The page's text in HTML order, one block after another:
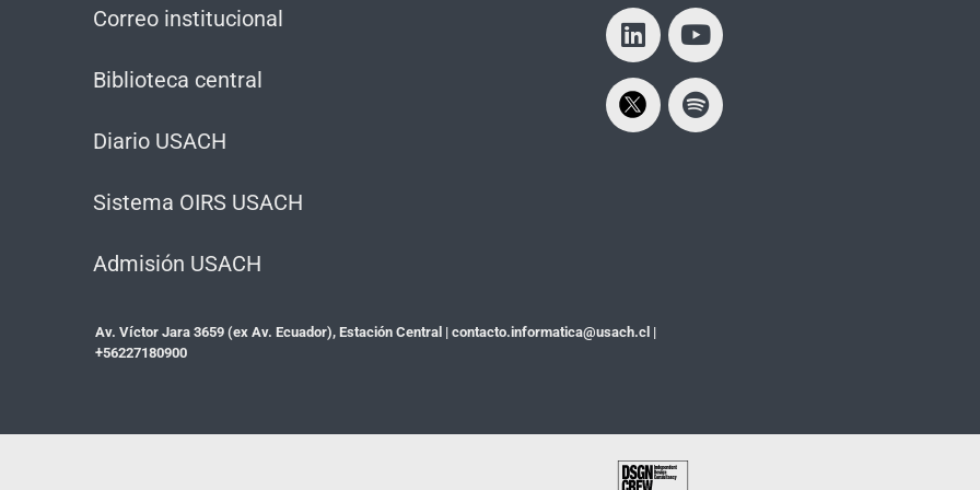
Correo institucional
Biblioteca central
Diario USACH
Sistema OIRS USACH
Admisión USACH
Av. Víctor Jara 3659 (ex Av. Ecuador), Estación Central | contacto.informatica@usach.cl |
+56227180900